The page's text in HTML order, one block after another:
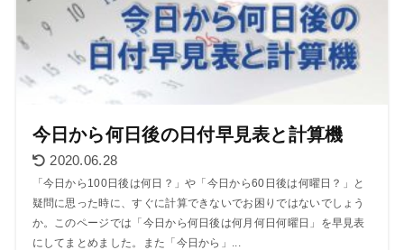
今日から何日後の日付早見表と計算機
2020.06.28
「今日から100日後は何日？」や「今日から60日後は何曜日？」と
疑問に思った時に、すぐに計算できないでお困りではないでしょう
か。このページでは「今日から何日後は何月何日何曜日」を早見表
にしてまとめました。また「今日から」...